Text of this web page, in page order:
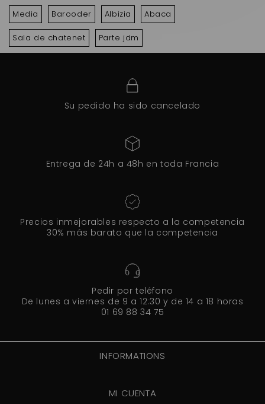
Media Barooder Albizia Abaca
Sala de chatenet Parte jdm
Su pedido ha sido cancelado
Entrega de 24h a 48h en toda Francia
Precios inmejorables respecto a la competencia
30% más barato que la competencia
Pedir por teléfono
De lunes a viernes de 9 a 12:30 y de 14 a 18 horas
01 69 88 34 75
INFORMATIONS
MI CUENTA